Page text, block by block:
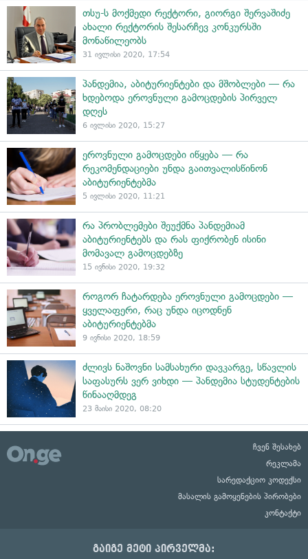
თსუ-ს მოქმედი რექტორი, გიორგი შერვაშიძე
ახალი რექტორის შესარჩევ კონკურსში
მონაწილეობს
31 ივლისი 2020, 17:54
პანდემია, აბიტურიენტები და მშობლები — რა
ხდებოდა ეროვნული გამოცდების პირველ
დღეს
6 ივლისი 2020, 15:27
ეროვნული გამოცდები იწყება — რა
რეკომენდაციები უნდა გაითვალისწინონ
აბიტურიენტებმა
5 ივლისი 2020, 11:21
რა პრობლემები შეუქმნა პანდემიამ
აბიტურიენტებს და რას ფიქრობენ ისინი
მომავალ გამოცდებზე
15 ივნისი 2020, 19:32
როგორ ჩატარდება ეროვნული გამოცდები —
ყველაფერი, რაც უნდა იცოდნენ
აბიტურიენტებმა
9 ივნისი 2020, 18:59
ძლივს ნაშოვნი სამსახური დავკარგე, სწავლის
საფასურს ვერ ვიხდი — პანდემია სტუდენტების
წინააღმდეგ
23 მაისი 2020, 08:20
ჩვენ შესახებ
რეკლამა
სარედაქციო კოდექსი
მასალის გამოყენების პირობები
კონტაქტი
გაიგე მეტი პირველმა: